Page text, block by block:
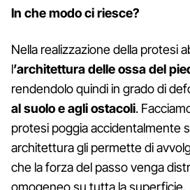
In che modo ci riesce?
Nella realizzazione della protesi
l’architettura delle ossa del
rendendolo quindi in grado di
al suolo e agli ostacoli.
protesi poggia accidentalmente
architettura gli permette di
che la forza del passo venga
omogeneo su tutta la superficie.